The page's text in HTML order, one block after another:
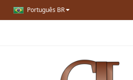
Português BR